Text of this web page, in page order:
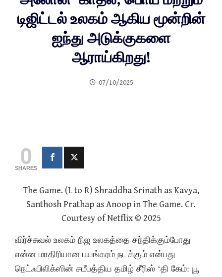
டிஜிட்டல் உலகம் ஆகிய மூன்றின்
ஐந்து அடுக்குகளை
ஆராய்கிறது!
07/10/2025
0
SHARES
The Game. (L to R) Shraddha Srinath as Kavya,
Santhosh Prathap as Anoop in The Game. Cr.
Courtesy of Netflix © 2025
விர்ச்சுவல் உலகம் நிஜ உலகத்தை சந்திக்கும்போது
என்ன மாதிரியான பயங்கரம் நடக்கும் என்பது
நெட்ஃபிலிக்ஸின் சமீபத்திய தமிழ் சீரிஸ் ‘தி கேம்: யூ